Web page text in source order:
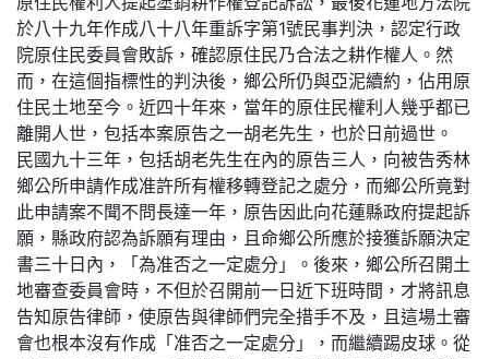
於八十九年作成八十八年重訴字第1號民事判決，認定行政
院原住民委員會敗訴，確認原住民乃合法之耕作權人。然
而，在這個指標性的判決後，鄉公所仍與亞泥續約，佔用原
住民土地至今。近四十年來，當年的原住民權利人幾乎都已
離開人世，包括本案原告之一胡老先生，也於日前過世。
民國九十三年，包括胡老先生在內的原告三人，向被告秀林
鄉公所申請作成准許所有權移轉登記之處分，而鄉公所竟對
此申請案不聞不問長達一年，原告因此向花蓮縣政府提起訴
願，縣政府認為訴願有理由，且命鄉公所應於接獲訴願決定
書三十日內，「為准否之一定處分」。後來，鄉公所召開土
地審查委員會時，不但於召開前一日近下班時間，才將訊息
告知原告律師，使原告與律師們完全措手不及，且這場土審
會也根本沒有作成「准否之一定處分」，而繼續踢皮球。從